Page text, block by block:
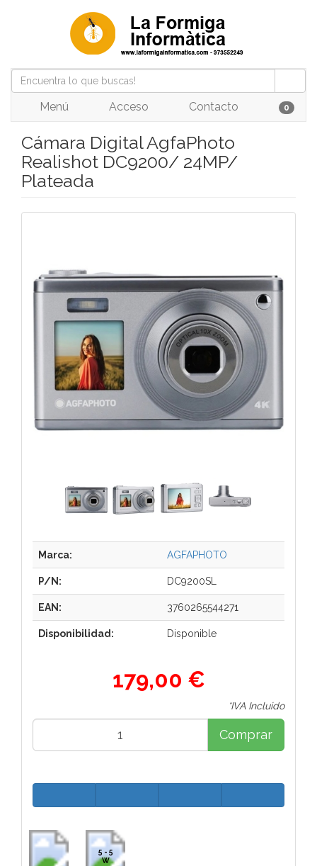
Menú Acceso Contacto 0
Cámara Digital AgfaPhoto
Realishot DC9200/ 24MP/
Plateada
Marca: AGFAPHOTO
P/N: DC9200SL
EAN: 3760265544271
Disponibilidad: Disponible
179,00 €
*IVA Incluido
Comprar
5 - 5
W